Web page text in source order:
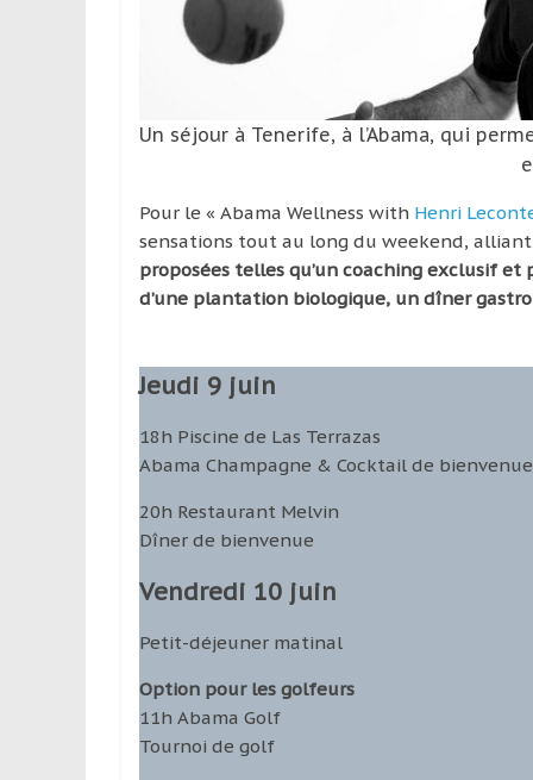
passion,
de
découverte
culturelle
d’un
pays
région
Un séjour à Tenerife, à l’Abama, qui
Pour le « Abama Wellness with Henri
sensations tout au long du week­end, alliant
proposées telles qu’un coaching exclusif
d’une plantation biologique, un dîner
Jeudi 9 juin
18h Piscine de Las Terrazas
Abama Champagne & Cocktail de bienvenue
20h Restaurant Melvin
Dîner de bienvenue
Vendredi 10 juin
Petit­-déjeuner matinal
Option pour les golfeurs
11h Abama Golf
Tournoi de golf